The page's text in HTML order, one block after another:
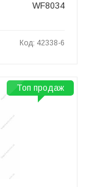
WF8034
Код: 42338-6
Топ продаж